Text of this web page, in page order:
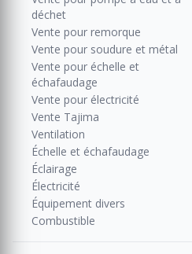
déchet
Vente pour remorque
Vente pour soudure et métal
Vente pour échelle et
échafaudage
Vente pour électricité
Vente Tajima
Ventilation
Échelle et échafaudage
Éclairage
Électricité
Équipement divers
Combustible